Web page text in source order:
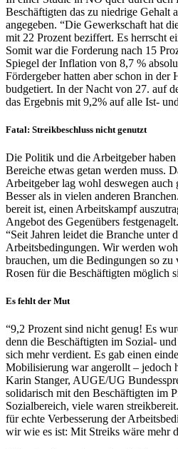
Beschäftigten das zu niedrige Gehalt
angegeben. “Die Gewerkschaft hat
mit 22 Prozent beziffert. Es herrscht
Somit war die Forderung nach 15
Spiegel der Inflation von 8,7 %
Fördergeber hatten aber schon in der
budgetiert. In der Nacht von 27. auf
das Ergebnis mit 9,2% auf alle Ist-
Fatal: Streikbeschluss nicht genutzt
Die Politik und die Arbeitgeber
Bereiche etwas getan werden muss.
Arbeitgeber lag wohl deswegen auch
Besser als in vielen anderen
bereit ist, einen Arbeitskampf
Angebot des Gegenübers
“Seit Jahren leidet die Branche unter
Arbeitsbedingungen. Wir werden
brauchen, um die Bedingungen so zu
Rosen für die Beschäftigten möglich
Es fehlt der Mut
“9,2 Prozent sind nicht genug! Es
denn die Beschäftigten im Sozial-
sich mehr verdient. Es gab einen
Mobilisierung war angerollt – jedoch
Karin Stanger, AUGE/UG
solidarisch mit den Beschäftigten im
Sozialbereich, viele waren
für echte Verbesserung der
wir wie es ist: Mit Streiks wäre mehr